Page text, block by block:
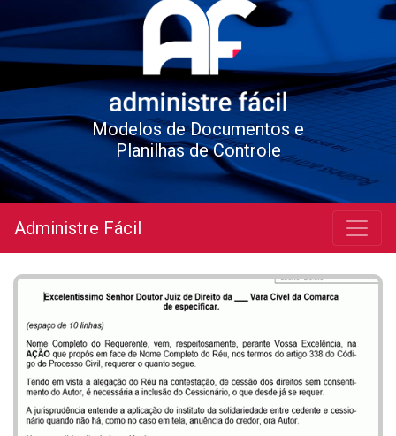
Modelos de Documentos e
Planilhas de Controle
Administre Fácil